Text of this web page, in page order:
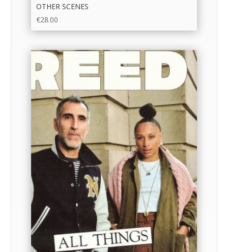
OTHER SCENES
€28.00